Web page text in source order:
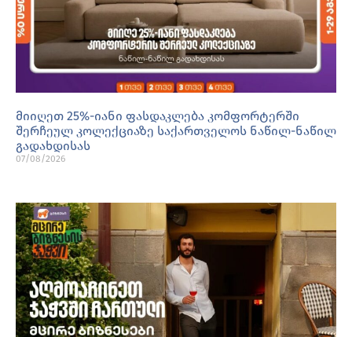
მიიღეთ 25%-იანი ფასდაკლება კომფორტერში
შერჩეულ კოლექციაზე საქართველოს ნაწილ-ნაწილ
გადახდისას
07/08/2026